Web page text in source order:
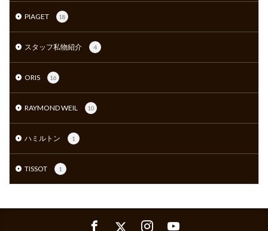
PIAGET 18
スタッフ私物紹介 4
ORIS 16
RAYMOND WEIL 10
ハミルトン 1
TISSOT 1